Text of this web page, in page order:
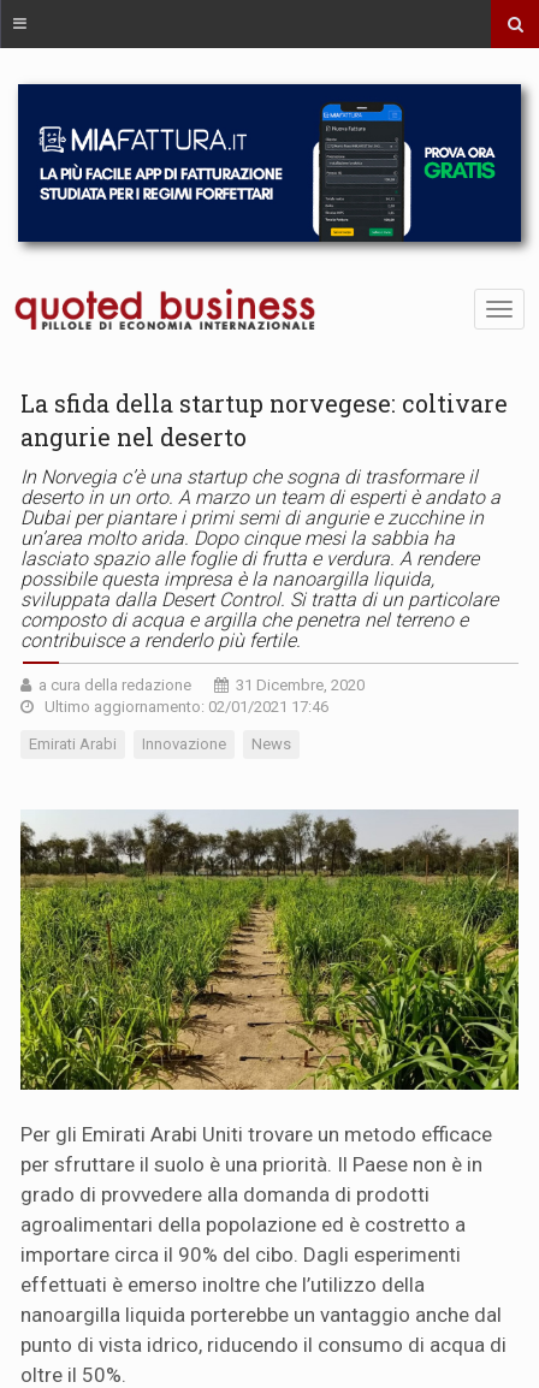
La sfida della startup norvegese: coltivare
angurie nel deserto
In Norvegia c’è una startup che sogna di trasformare il
deserto in un orto. A marzo un team di esperti è andato a
Dubai per piantare i primi semi di angurie e zucchine in
un’area molto arida. Dopo cinque mesi la sabbia ha
lasciato spazio alle foglie di frutta e verdura. A rendere
possibile questa impresa è la nanoargilla liquida,
sviluppata dalla Desert Control. Si tratta di un particolare
composto di acqua e argilla che penetra nel terreno e
contribuisce a renderlo più fertile.
a cura della redazione
31 Dicembre, 2020
Ultimo aggiornamento: 02/01/2021 17:46
Emirati Arabi Innovazione News
Per gli Emirati Arabi Uniti trovare un metodo efficace
per sfruttare il suolo è una priorità. Il Paese non è in
grado di provvedere alla domanda di prodotti
agroalimentari della popolazione ed è costretto a
importare circa il 90% del cibo. Dagli esperimenti
effettuati è emerso inoltre che l’utilizzo della
nanoargilla liquida porterebbe un vantaggio anche dal
punto di vista idrico, riducendo il consumo di acqua di
oltre il 50%.